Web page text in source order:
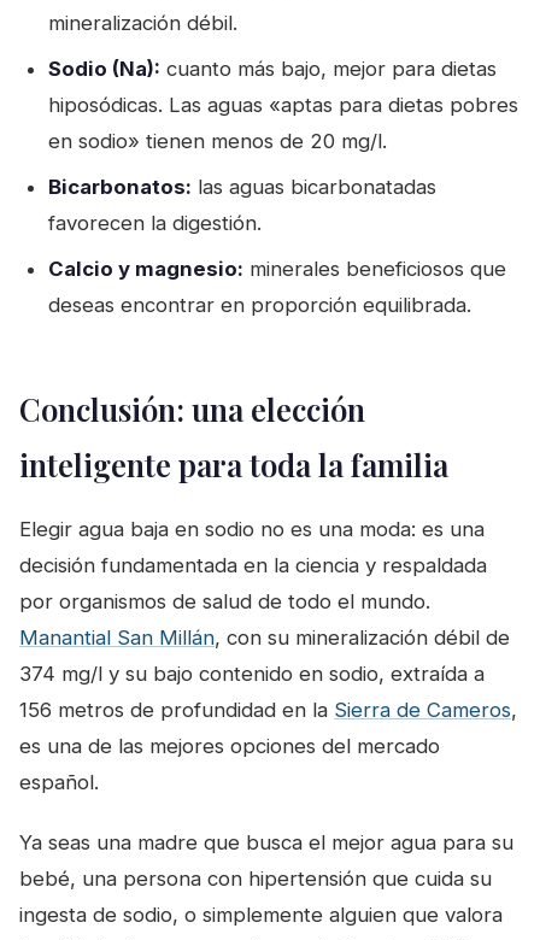
mineralización débil.
Sodio (Na): cuanto más bajo, mejor para dietas
hiposódicas. Las aguas «aptas para dietas pobres
en sodio» tienen menos de 20 mg/l.
Bicarbonatos: las aguas bicarbonatadas
favorecen la digestión.
Calcio y magnesio: minerales beneficiosos que
deseas encontrar en proporción equilibrada.
Conclusión: una elección
inteligente para toda la familia
Elegir agua baja en sodio no es una moda: es una
decisión fundamentada en la ciencia y respaldada
por organismos de salud de todo el mundo.
Manantial San Millán, con su mineralización débil de
374 mg/l y su bajo contenido en sodio, extraída a
156 metros de profundidad en la Sierra de Cameros,
es una de las mejores opciones del mercado
español.
Ya seas una madre que busca el mejor agua para su
bebé, una persona con hipertensión que cuida su
ingesta de sodio, o simplemente alguien que valora